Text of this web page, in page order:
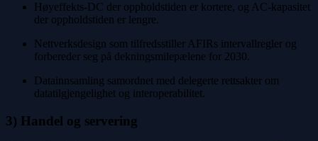
Høyeffekts-DC der oppholdstiden er kortere, og AC-kapasitet
der oppholdstiden er lengre.
Nettverksdesign som tilfredsstiller AFIRs intervallregler og
forbereder seg på dekningsmilepælene for 2030.
Datainnsamling samordnet med delegerte rettsakter om
datatilgjengelighet og interoperabilitet.
3) Handel og servering